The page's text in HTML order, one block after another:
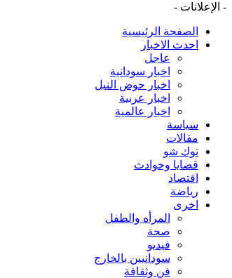
- الإعلانات -
الصفحة الرئيسية
احدث الاخبار
عاجل
اخبار سودانية
اخبار حوض النيل
اخبار عربية
اخبار عالمية
سياسة
مقالات
توك شو
قضايا وحوادث
اقتصاد
رياضة
اخرى
المرأه والطفل
صحة
فيديو
سودانيين بالخارج
فن وثقافة